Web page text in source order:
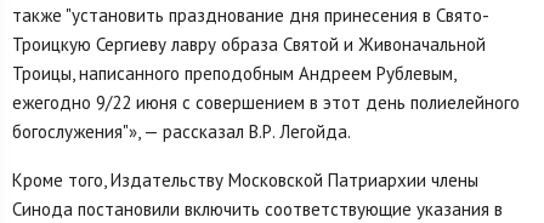
также "установить празднование дня принесения в Свято-
Троицкую Сергиеву лавру образа Святой и Живоначальной
Троицы, написанного преподобным Андреем Рублевым,
ежегодно 9/22 июня с совершением в этот день полиелейного
богослужения"», — рассказал В.Р. Легойда.
Кроме того, Издательству Московской Патриархии члены
Синода постановили включить соответствующие указания в